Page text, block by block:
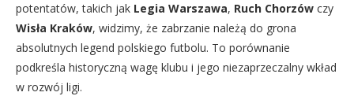
potentatów, takich jak Legia Warszawa, Ruch Chorzów czy
Wisła Kraków, widzimy, że zabrzanie należą do grona
absolutnych legend polskiego futbolu. To porównanie
podkreśla historyczną wagę klubu i jego niezaprzeczalny wkład
w rozwój ligi.